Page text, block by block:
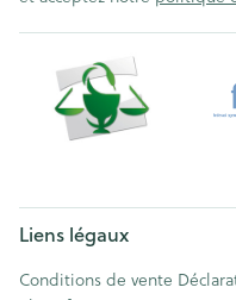
Liens légaux
Conditions de vente